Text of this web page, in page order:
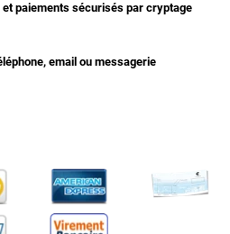
paiements sécurisés par cryptage
email ou messagerie